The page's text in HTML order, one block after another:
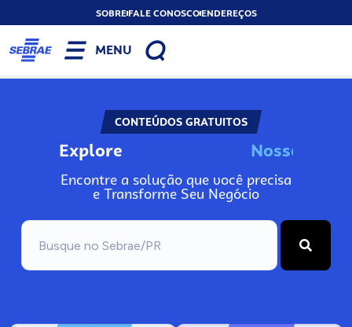
SOBREFALE CONOSCOENDEREÇOS
MENU
CONTEÚDOS GRATUITOS
Explore Nos
Encontre a solução que você precisa
e Transforme Seu Negócio